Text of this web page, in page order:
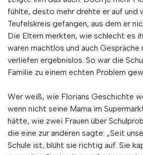
fühlte, desto mehr drehte er auf und
Teufelskreis gefangen, aus dem er
Die Eltern merkten, wie schlecht es
waren machtlos und auch Gespräche
verliefen ergebnislos. So war die
Familie zu einem echten Problem
Wer weiß, wie Florians Geschichte
wenn nicht seine Mama im
hätte, wie zwei Frauen über
die eine zur anderen sagte: „Seit
Schule ist, blüht sie richtig auf. Sie